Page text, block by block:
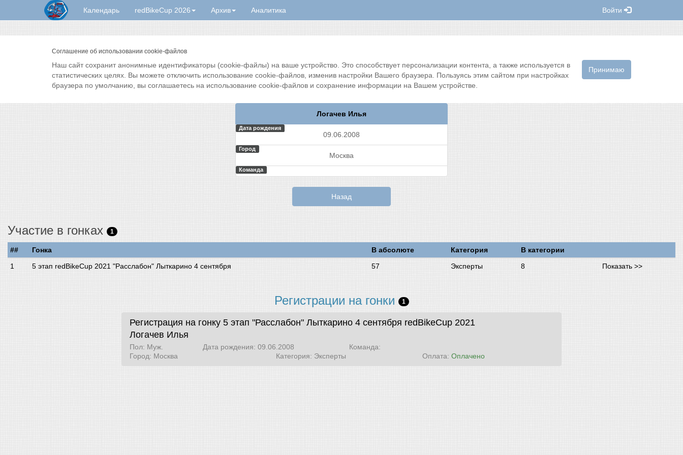
Календарь redBikeCup 2026 Архив Аналитика Войти
Соглашение об использовании cookie-файлов
Принимаю
Наш сайт сохранит анонимные идентификаторы (cookie-файлы) на ваше устройство. Это способствует персонализации контента, а также используется в
статистических целях. Вы можете отключить использование cookie-файлов, изменив настройки Вашего браузера. Пользуясь этим сайтом при настройках
браузера по умолчанию, вы соглашаетесь на использование cookie-файлов и сохранение информации на Вашем устройстве.
Логачев Илья
Дата рождения
09.06.2008
Город
Москва
Команда
Назад
Участие в гонках 1
## Гонка В абсолюте Категория
В категории
5 этап redBikeCup 2021 "Расслабон" Лыткарино 4 сентября
57 Эксперты 8 Показать >>
Регистрации на гонки 1
Регистрация на гонку 5 этап "Расслабон" Лыткарино 4 сентября redBikeCup 2021
Логачев Илья
Пол: Муж. Дата рождения: 09.06.2008
Команда:
Город: Москва
Категория: Эксперты Оплата: Оплачено